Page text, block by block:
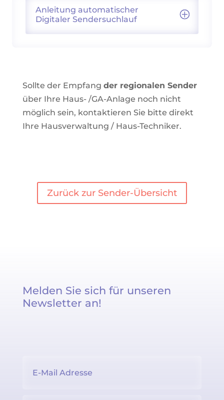
Anleitung automatischer
Digitaler Sendersuchlauf
Sollte der Empfang der regionalen Sender
über Ihre Haus- /GA-Anlage noch nicht
möglich sein, kontaktieren Sie bitte direkt
Ihre Hausverwaltung / Haus-Techniker.
Zurück zur Sender-Übersicht
Melden Sie sich für unseren
Newsletter an!